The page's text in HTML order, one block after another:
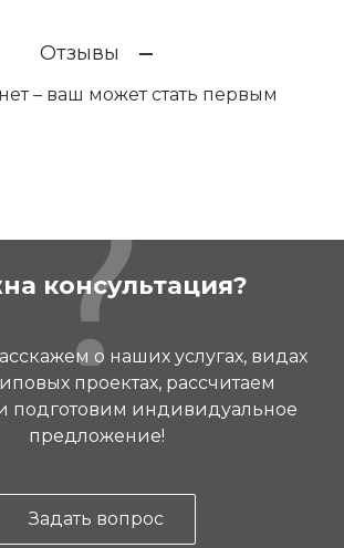
Отзывы
– ваш может стать первым
консультация?
о наших услугах, видах
проектах, рассчитаем
подготовим индивидуальное
предложение!
Задать вопрос